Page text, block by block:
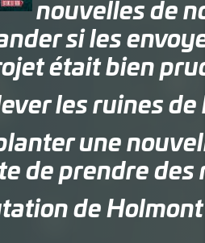
nouvelles de
si les
était bien
les ruines
une
de prendre des
de